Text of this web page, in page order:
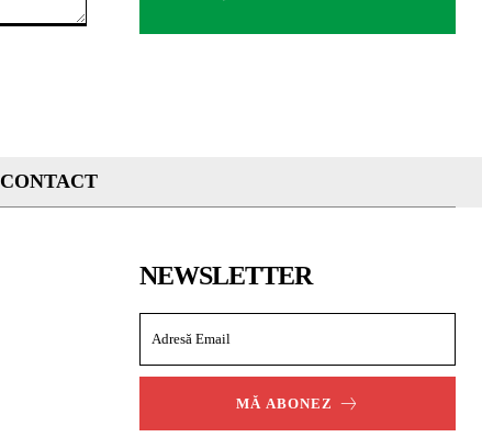
CONTACT
NEWSLETTER
MĂ ABONEZ